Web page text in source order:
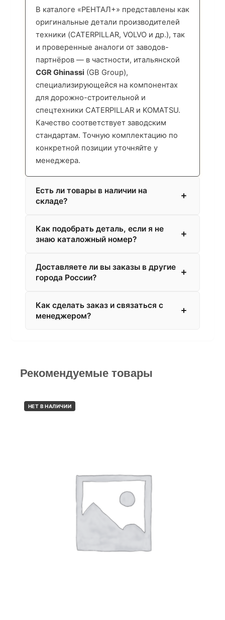
В каталоге «РЕНТАЛ+» представлены как
оригинальные детали производителей
техники (CATERPILLAR, VOLVO и др.), так
и проверенные аналоги от заводов-
партнёров — в частности, итальянской
CGR Ghinassi (GB Group),
специализирующейся на компонентах
для дорожно-строительной и
спецтехники CATERPILLAR и KOMATSU.
Качество соответствует заводским
стандартам. Точную комплектацию по
конкретной позиции уточняйте у
менеджера.
Есть ли товары в наличии на
складе?
Как подобрать деталь, если я не
знаю каталожный номер?
Доставляете ли вы заказы в другие
города России?
Как сделать заказ и связаться с
менеджером?
Рекомендуемые товары
НЕТ В НАЛИЧИИ